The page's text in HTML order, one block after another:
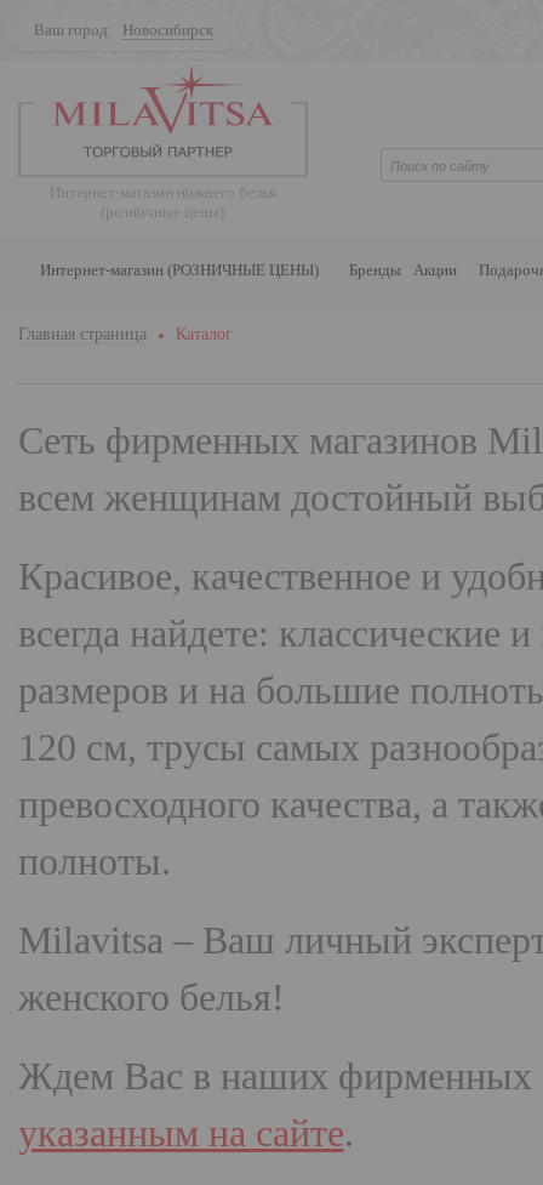
Ваш город: Новосибирск
Интернет-магазин нижнего белья
(розничные цены)
Интернет-магазин (РОЗНИЧНЫЕ ЦЕНЫ) Бренды Акции
Главная страница Каталог
Сеть фирменных магазинов
всем женщинам достойный
Красивое, качественное и
всегда найдете:
размеров и на большие
120 см, трусы самых
превосходного качества, а
полноты.
Milavitsa – Ваш личный
женского белья!
Ждем Вас в наших фирменных
указанным на сайте.